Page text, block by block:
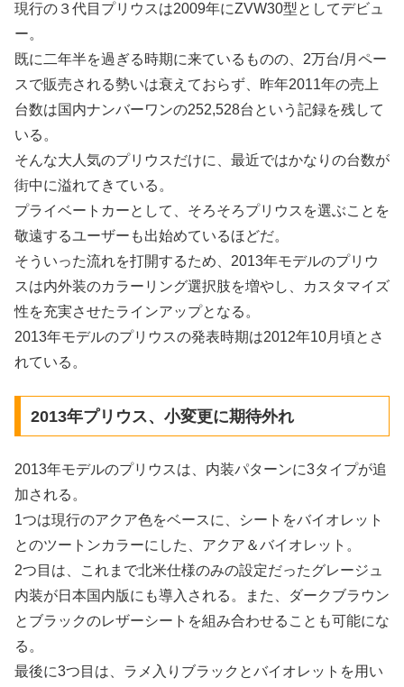
現行の３代目プリウスは2009年にZVW30型としてデビュ
ー。
既に二年半を過ぎる時期に来ているものの、2万台/月ペー
スで販売される勢いは衰えておらず、昨年2011年の売上
台数は国内ナンバーワンの252,528台という記録を残して
いる。
そんな大人気のプリウスだけに、最近ではかなりの台数が
街中に溢れてきている。
プライベートカーとして、そろそろプリウスを選ぶことを
敬遠するユーザーも出始めているほどだ。
そういった流れを打開するため、2013年モデルのプリウ
スは内外装のカラーリング選択肢を増やし、カスタマイズ
性を充実させたラインアップとなる。
2013年モデルのプリウスの発表時期は2012年10月頃とさ
れている。
2013年プリウス、小変更に期待外れ
2013年モデルのプリウスは、内装パターンに3タイプが追
加される。
1つは現行のアクア色をベースに、シートをバイオレット
とのツートンカラーにした、アクア＆バイオレット。
2つ目は、これまで北米仕様のみの設定だったグレージュ
内装が日本国内版にも導入される。また、ダークブラウン
とブラックのレザーシートを組み合わせることも可能にな
る。
最後に3つ目は、ラメ入りブラックとバイオレットを用い